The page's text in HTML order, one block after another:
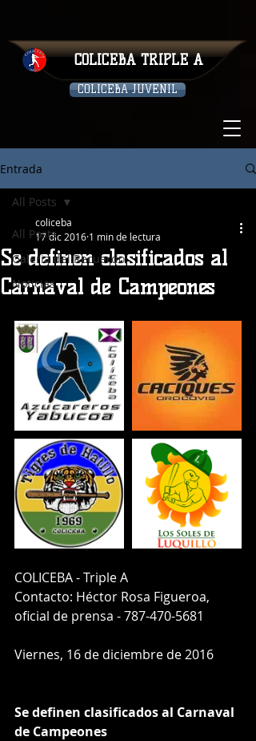
COLICEBA JUVENIL
COLICEBA TRIPLE A
Entrada
All Posts
Galeria del Recuerdo
Noticias
All Posts
Se definen clasificados al
Carnaval de Campeones
coliceba
17 dic 2016 1 min de lectura
COLICEBA - Triple A
Contacto: Héctor Rosa Figueroa,
oficial de prensa - 787-470-5681
Viernes, 16 de diciembre de 2016
Se definen clasificados al Carnaval
de Campeones